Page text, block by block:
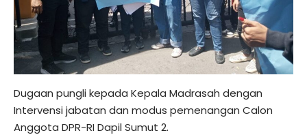
Dugaan pungli kepada Kepala Madrasah dengan
Intervensi jabatan dan modus pemenangan Calon
Anggota DPR-RI Dapil Sumut 2.